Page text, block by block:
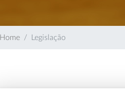
Home Legislação